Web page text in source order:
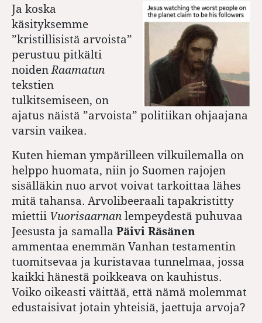
Ja koska
käsityksemme
”kristillisistä arvoista”
perustuu pitkälti
noiden Raamatun
tekstien
tulkitsemiseen, on
ajatus näistä ”arvoista” politiikan ohjaajana
varsin vaikea.
Kuten hieman ympärilleen vilkuilemalla on
helppo huomata, niin jo Suomen rajojen
sisälläkin nuo arvot voivat tarkoittaa lähes
mitä tahansa. Arvolibeeraali tapakristitty
miettii Vuorisaarnan lempeydestä puhuvaa
Jeesusta ja samalla Päivi Räsänen
ammentaa enemmän Vanhan testamentin
tuomitsevaa ja kuristavaa tunnelmaa, jossa
kaikki hänestä poikkeava on kauhistus.
Voiko oikeasti väittää, että nämä molemmat
edustaisivat jotain yhteisiä, jaettuja arvoja?